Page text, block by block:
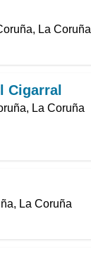
La Coruña
Cigarral
La Coruña
La Coruña